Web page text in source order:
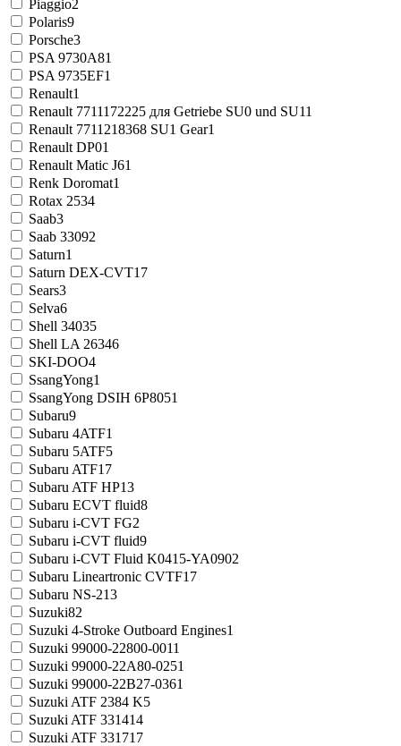
Piaggio2
Polaris9
Porsche3
PSA 9730A81
PSA 9735EF1
Renault1
Renault 7711172225 для Getriebe SU0 und SU11
Renault 7711218368 SU1 Gear1
Renault DP01
Renault Matic J61
Renk Doromat1
Rotax 2534
Saab3
Saab 33092
Saturn1
Saturn DEX-CVT17
Sears3
Selva6
Shell 34035
Shell LA 26346
SKI-DOO4
SsangYong1
SsangYong DSIH 6P8051
Subaru9
Subaru 4ATF1
Subaru 5ATF5
Subaru ATF17
Subaru ATF HP13
Subaru ECVT fluid8
Subaru i-CVT FG2
Subaru i-CVT fluid9
Subaru i-CVT Fluid K0415-YA0902
Subaru Lineartronic CVTF17
Subaru NS-213
Suzuki82
Suzuki 4-Stroke Outboard Engines1
Suzuki 99000-22800-0011
Suzuki 99000-22A80-0251
Suzuki 99000-22B27-0361
Suzuki ATF 2384 K5
Suzuki ATF 331414
Suzuki ATF 331717